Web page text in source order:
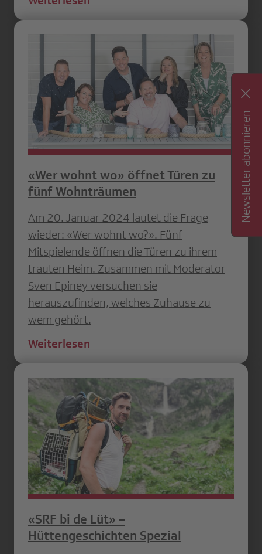
«Wer wohnt wo» öffnet Türen zu
fünf Wohnträumen
Am 20. Januar 2024 lautet die Frage
wieder: «Wer wohnt wo?». Fünf
Mitspielende öffnen die Türen zu ihrem
trauten Heim. Zusammen mit Moderator
Sven Epiney versuchen sie
herauszufinden, welches Zuhause zu
wem gehört.
Weiterlesen
«SRF bi de Lüt» –
Hüttengeschichten Spezial
Newsletter abonnieren